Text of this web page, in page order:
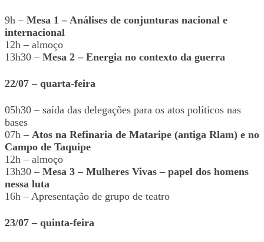
9h – Mesa 1 – Análises de conjunturas nacional e
internacional
12h – almoço
13h30 – Mesa 2 – Energia no contexto da guerra
22/07 – quarta-feira
05h30 – saída das delegações para os atos políticos nas
bases
07h – Atos na Refinaria de Mataripe (antiga Rlam) e no
Campo de Taquipe
12h – almoço
13h30 – Mesa 3 – Mulheres Vivas – papel dos homens
nessa luta
16h – Apresentação de grupo de teatro
23/07 – quinta-feira